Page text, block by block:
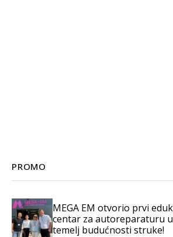
PROMO
MEGA EM otvorio prvi
centar za autoreparaturu
temelj budućnosti struke!